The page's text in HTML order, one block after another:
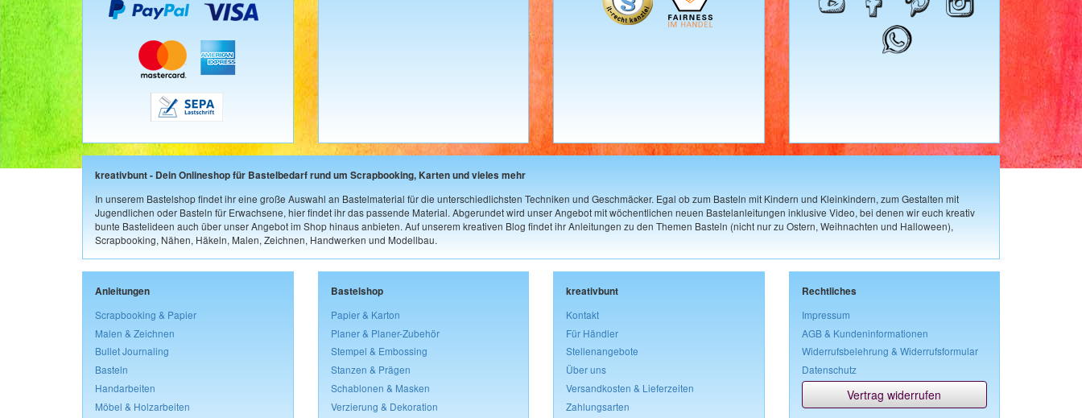
kreativbunt - Dein Onlineshop für Bastelbedarf rund um Scrapbooking, Karten und vieles mehr
In unserem Bastelshop findet ihr eine große Auswahl an Bastelmaterial für die unterschiedlichsten Techniken und Geschmäcker. Egal ob zum Basteln mit Kindern und Kleinkindern, zum Gestalten mit
Jugendlichen oder Basteln für Erwachsene, hier findet ihr das passende Material. Abgerundet wird unser Angebot mit wöchentlichen neuen Bastelanleitungen inklusive Video, bei denen wir euch kreativ
bunte Bastelideen auch über unser Angebot im Shop hinaus anbieten. Auf unserem kreativen Blog findet ihr Anleitungen zu den Themen Basteln (nicht nur zu Ostern, Weihnachten und Halloween),
Scrapbooking, Nähen, Häkeln, Malen, Zeichnen, Handwerken und Modellbau.
Anleitungen
Scrapbooking & Papier
Malen & Zeichnen
Bullet Journaling
Basteln
Handarbeiten
Möbel & Holzarbeiten
Bastelshop
Papier & Karton
Planer & Planer-Zubehör
Stempel & Embossing
Stanzen & Prägen
Schablonen & Masken
Verzierung & Dekoration
kreativbunt
Kontakt
Für Händler
Stellenangebote
Über uns
Versandkosten & Lieferzeiten
Zahlungsarten
Rechtliches
Impressum
AGB & Kundeninformationen
Widerrufsbelehrung & Widerrufsformular
Datenschutz
Vertrag widerrufen